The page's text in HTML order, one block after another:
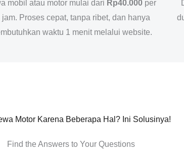
mobil atau motor mulai dari Rp40.000 per
jam. Proses cepat, tanpa ribet, dan hanya
waktu 1 menit melalui website.
Motor Karena Beberapa Hal? Ini Solusinya!
Find the Answers to Your Questions